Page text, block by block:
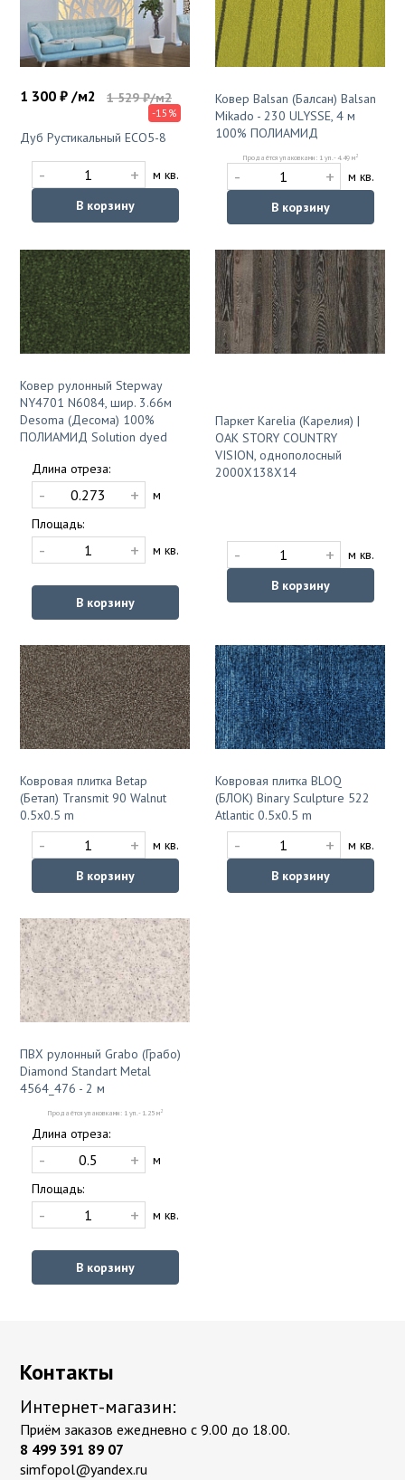
1 300 ₽ /м2 1 529 ₽/м2
-15%
Дуб Рустикальный ЕСО5-8
- +
м кв.
В корзину
Ковер Balsan (Балсан) Balsan
Mikado - 230 ULYSSE, 4 м
100% ПОЛИАМИД
Продаётся упаковками: 1 уп. - 4.49 м2
- +
м кв.
В корзину
Ковер рулонный Stepway
NY4701 N6084, шир. 3.66м
Desoma (Десома) 100%
ПОЛИАМИД Solution dyed
Длина отреза:
- +
м
Площадь:
- + м кв.
В корзину
Паркет Karelia (Карелия) |
OAK STORY COUNTRY
VISION, однополосный
2000Х138Х14
- +
м кв.
В корзину
Ковровая плитка Betap
(Бетап) Transmit 90 Walnut
0.5x0.5 m
- +
м кв.
В корзину
Ковровая плитка BLOQ
(БЛОК) Binary Sculpture 522
Atlantic 0.5x0.5 m
- +
м кв.
В корзину
ПВХ рулонный Grabo (Грабо)
Diamond Standart Metal
4564_476 - 2 м
Продаётся упаковками: 1 уп. - 1.25 м2
Длина отреза:
- +
м
Площадь:
- + м кв.
В корзину
Контакты
Интернет-магазин:
Приём заказов ежедневно с 9.00 до 18.00.
8 499 391 89 07
simfopol@yandex.ru